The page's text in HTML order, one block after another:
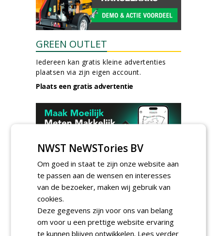
GREEN OUTLET
Iedereen kan gratis kleine advertenties
plaatsen via zijn eigen account.
Plaats een gratis advertentie
AGENDA
Roadshow over
Swalmen
woensdag 12 augustus 2026
Menkehorst houdt
NWST NeWSTories BV
Om goed in staat te zijn onze website aan
te passen aan de wensen en interesses
van de bezoeker, maken wij gebruik van
cookies.
Deze gegevens zijn voor ons van belang
om voor u een prettige website ervaring
te kunnen blijven ontwikkelen. Lees verder